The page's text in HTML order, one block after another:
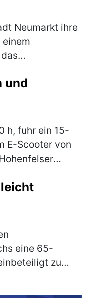
Neumarkt ihre
einem
wieder so weit.
und
h, fuhr ein 15-
E-Scooter von
(mehr)
eine 65-
zu